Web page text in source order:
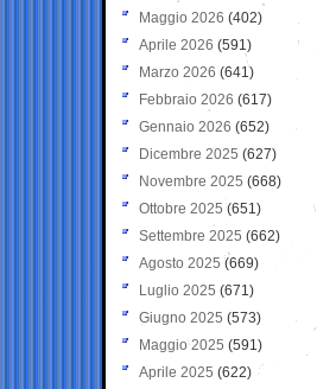
Maggio 2026 (402)
Aprile 2026 (591)
Marzo 2026 (641)
Febbraio 2026 (617)
Gennaio 2026 (652)
Dicembre 2025 (627)
Novembre 2025 (668)
Ottobre 2025 (651)
Settembre 2025 (662)
Agosto 2025 (669)
Luglio 2025 (671)
Giugno 2025 (573)
Maggio 2025 (591)
Aprile 2025 (622)